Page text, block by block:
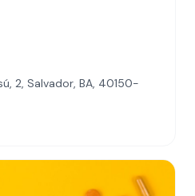
2, Salvador, BA, 40150-